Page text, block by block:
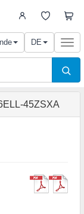
DE
45ZSXA